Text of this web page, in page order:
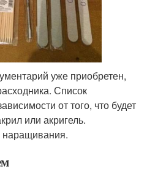
уже приобретен,
Список
от того, что будет
или акригель.